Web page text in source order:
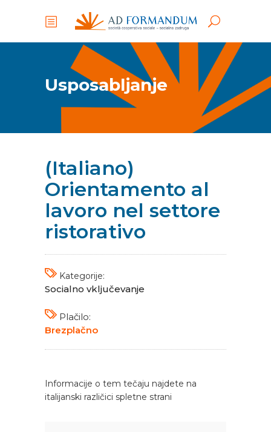
Usposabljanje
(Italiano)
Orientamento al
lavoro nel settore
ristorativo
Kategorije:
Socialno vključevanje
Plačilo:
Brezplačno
Informacije o tem tečaju najdete na
italijanski različici spletne strani